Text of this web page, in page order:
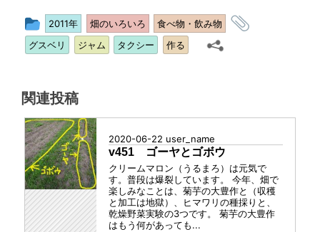
投
稿
グ
ー
プ
2011年 畑のいろいろ 食べ物・飲み物
グスベリ ジャム タクシー 作る
関連投稿
2020-06-22 user_name
v451 ゴーヤとゴボウ
クリームマロン（うるまろ）は元気で
す。普段は爆裂しています。 今年、畑で
楽しみなことは、菊芋の大豊作と（収穫
と加工は地獄）、ヒマワリの種採りと、
乾燥野菜実験の3つです。 菊芋の大豊作
はもう何があっても...